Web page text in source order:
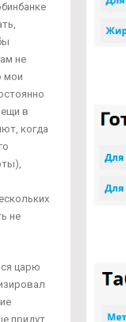
не
мои
в
когда
не
царю
придут